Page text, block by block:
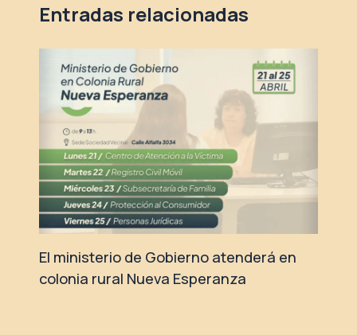
Entradas relacionadas
El ministerio de Gobierno atenderá en
colonia rural Nueva Esperanza